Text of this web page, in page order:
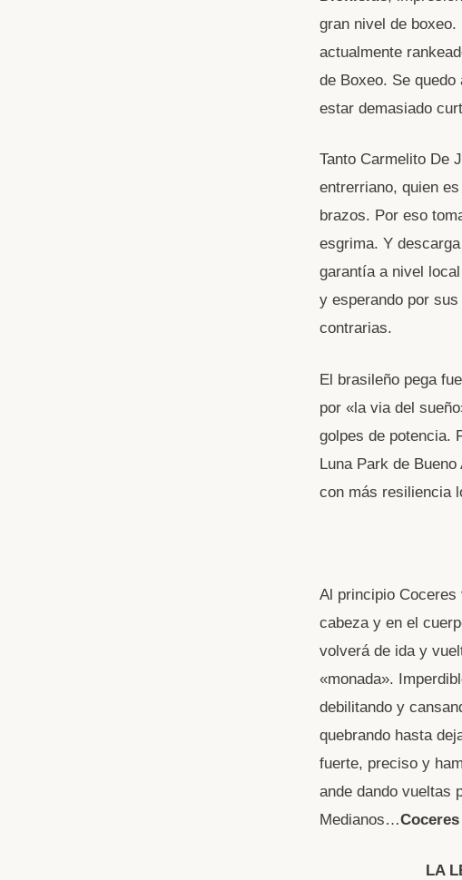
k
p
p
gran nivel de
actualmente
de Boxeo. Se
estar demasiado
Tanto Carmelito De
entrerriano, quien
brazos. Por eso
esgrima. Y
garantía a nivel
y esperando por
contrarias.
El brasileño pega
por «la via del
golpes de potencia.
Luna Park de
con más resiliencia
Al principio
cabeza y en el
volverá de ida y
«monada».
debilitando y
quebrando hasta
fuerte, preciso y
ande dando vueltas
Medianos…
LA